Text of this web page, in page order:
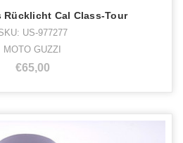
Rücklicht Cal Class-Tour
US-977277
MOTO GUZZI
€65,00